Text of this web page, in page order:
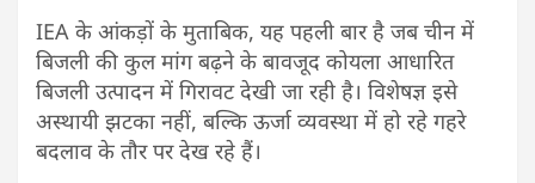
IEA के आंकड़ों के मुताबिक, यह पहली बार है जब चीन में
बिजली की कुल मांग बढ़ने के बावजूद कोयला आधारित
बिजली उत्पादन में गिरावट देखी जा रही है। विशेषज्ञ इसे
अस्थायी झटका नहीं, बल्कि ऊर्जा व्यवस्था में हो रहे गहरे
बदलाव के तौर पर देख रहे हैं।